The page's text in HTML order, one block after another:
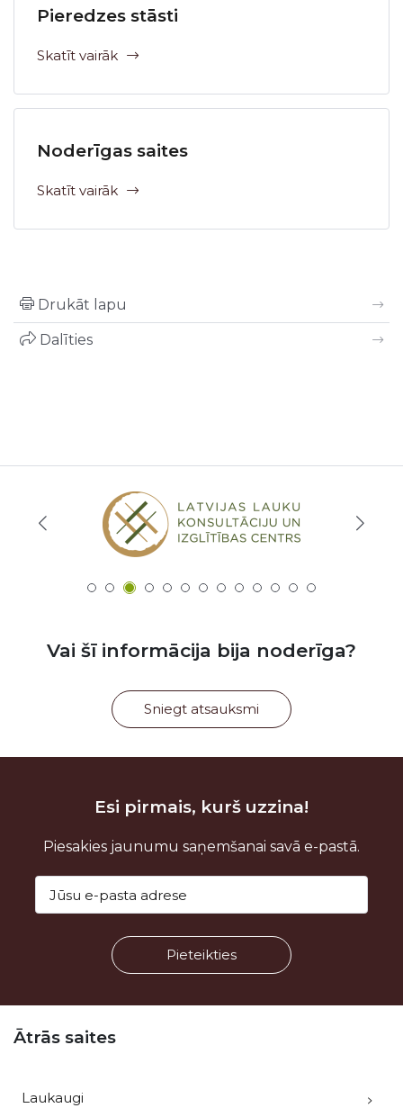
Pieredzes stāsti
Skatīt vairāk
Noderīgas saites
Skatīt vairāk
Drukāt lapu
Dalīties
Vai šī informācija bija noderīga?
Sniegt atsauksmi
Esi pirmais, kurš uzzina!
Piesakies jaunumu saņemšanai savā e-pastā.
Ātrās saites
Laukaugi